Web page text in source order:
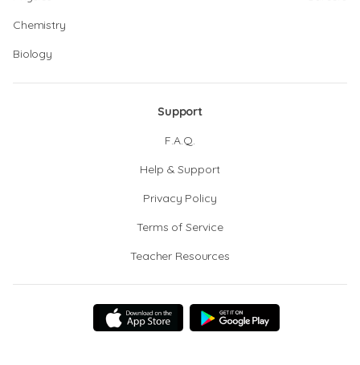
Chemistry
Biology
Support
F.A.Q.
Help & Support
Privacy Policy
Terms of Service
Teacher Resources